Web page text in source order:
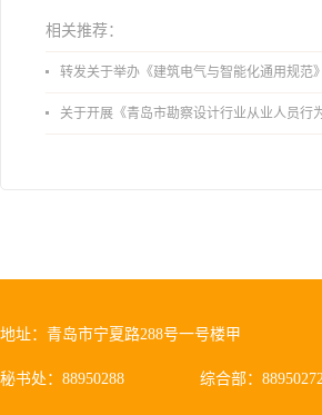
相关推荐：
转发关于举办《建筑电气与智能化通用规范》 GB55024-2022公益宣贯的通知
关于开展《青岛市勘察设计行业从业人员行为导则》、《青岛市住宅工程设计审查品质提升指引（2026版）》宣贯活动的
地址：青岛市宁夏路288号一号楼甲
秘书处：88950288 综合部：